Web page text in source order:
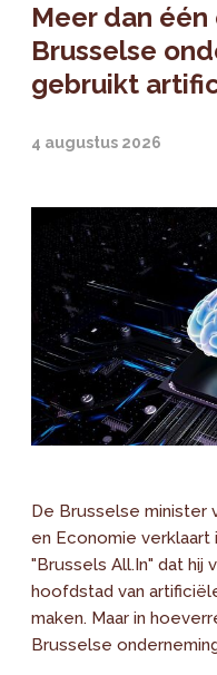
Meer dan
Brusselse
gebruikt
4 augustus 2026
De Brusselse minister
en Economie verklaart
"Brussels All.In" dat hij
hoofdstad van
maken. Maar in
Brusselse